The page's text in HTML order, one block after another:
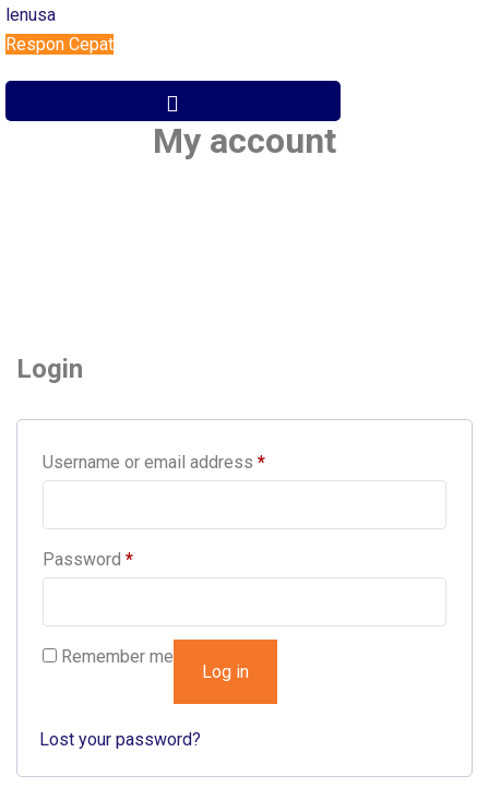
Respon Cepat
My account
Login
Username or email address *Required
Password *Required
Remember me
Log in
Lost your password?